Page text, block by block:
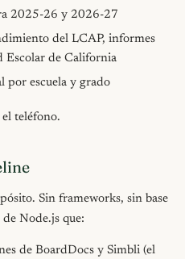
2025-26 y 2026-27
del LCAP, informes
Escolar de California
por escuela y grado
teléfono.
Sin frameworks, sin base
Node.js que:
de BoardDocs y Simbli (el